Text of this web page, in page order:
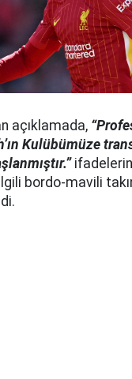
açıklamada,
Kulübümüze
ilgili bordo-mavili